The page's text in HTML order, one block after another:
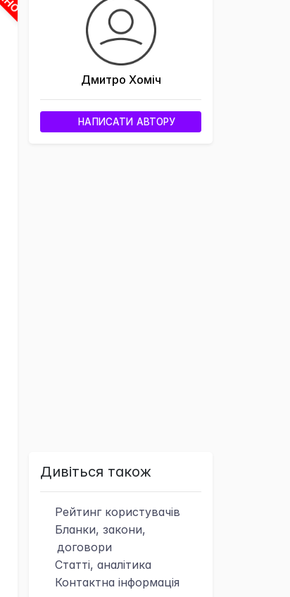
Дмитро Хоміч
НАПИСАТИ АВТОРУ
Дивіться також
Рейтинг користувачів
Бланки, закони,
договори
Статті, аналітика
Контактна інформація